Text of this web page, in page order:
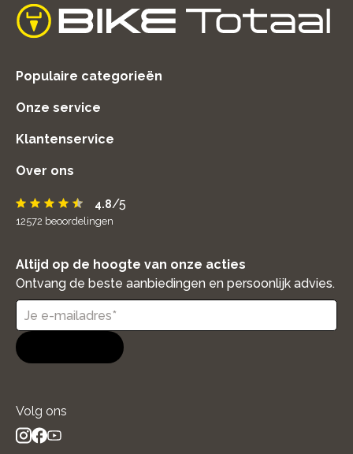
home
Populaire categorieën
Onze service
Klantenservice
Over ons
4.8/5
12572 beoordelingen
Altijd op de hoogte van onze acties
Ontvang de beste aanbiedingen en persoonlijk advies.
Volg ons